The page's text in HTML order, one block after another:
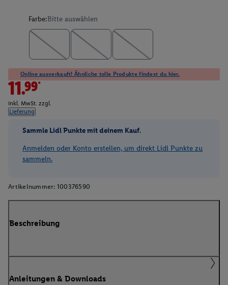
Farbe:Bitte auswählen
Online ausverkauft! Ähnliche tolle Produkte findest du hier.
11.99*
inkl. MwSt. zzgl.
Lieferung
Sammle Lidl Punkte mit deinem Kauf.
Anmelden oder Konto erstellen, um direkt Lidl Punkte zu
sammeln.
Artikelnummer: 100376590
Beschreibung
Anleitungen & Downloads